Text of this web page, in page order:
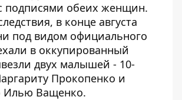
подписями обеих женщин.
в конце августа
под видом официального
в оккупированный
двух малышей - 10-
Прокопенко и
Илью Ващенко.